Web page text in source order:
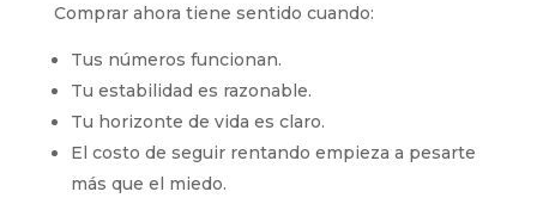
Comprar ahora tiene sentido cuando:
Tus números funcionan.
Tu estabilidad es razonable.
Tu horizonte de vida es claro.
El costo de seguir rentando empieza a pesarte
más que el miedo.